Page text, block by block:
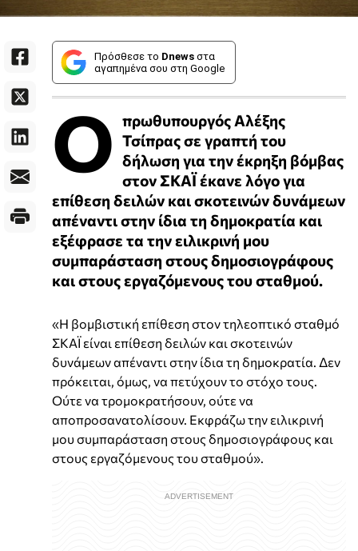
Πρόσθεσε το Dnews στα
αγαπημένα σου στη Google
Ο πρωθυπουργός Αλέξης
Τσίπρας σε γραπτή του
δήλωση για την έκρηξη βόμβας
στον ΣΚΑΪ έκανε λόγο για
επίθεση δειλών και σκοτεινών δυνάμεων
απέναντι στην ίδια τη δημοκρατία και
εξέφρασε τα την ειλικρινή μου
συμπαράσταση στους δημοσιογράφους
και στους εργαζόμενους του σταθμού.
«Η βομβιστική επίθεση στον τηλεοπτικό σταθμό
ΣΚΑΪ είναι επίθεση δειλών και σκοτεινών
δυνάμεων απέναντι στην ίδια τη δημοκρατία. Δεν
πρόκειται, όμως, να πετύχουν το στόχο τους.
Ούτε να τρομοκρατήσουν, ούτε να
αποπροσανατολίσουν. Εκφράζω την ειλικρινή
μου συμπαράσταση στους δημοσιογράφους και
στους εργαζόμενους του σταθμού».